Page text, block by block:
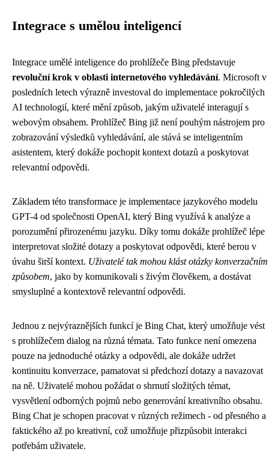
Integrace s umělou inteligencí
Integrace umělé inteligence do prohlížeče Bing představuje
revoluční krok v oblasti internetového vyhledávání. Microsoft v
posledních letech výrazně investoval do implementace pokročilých
AI technologií, které mění způsob, jakým uživatelé interagují s
webovým obsahem. Prohlížeč Bing již není pouhým nástrojem pro
zobrazování výsledků vyhledávání, ale stává se inteligentním
asistentem, který dokáže pochopit kontext dotazů a poskytovat
relevantní odpovědi.
Základem této transformace je implementace jazykového modelu
GPT-4 od společnosti OpenAI, který Bing využívá k analýze a
porozumění přirozenému jazyku. Díky tomu dokáže prohlížeč lépe
interpretovat složité dotazy a poskytovat odpovědi, které berou v
úvahu širší kontext. Uživatelé tak mohou klást otázky konverzačním
způsobem, jako by komunikovali s živým člověkem, a dostávat
smysluplné a kontextově relevantní odpovědi.
Jednou z nejvýraznějších funkcí je Bing Chat, který umožňuje vést
s prohlížečem dialog na různá témata. Tato funkce není omezena
pouze na jednoduché otázky a odpovědi, ale dokáže udržet
kontinuitu konverzace, pamatovat si předchozí dotazy a navazovat
na ně. Uživatelé mohou požádat o shrnutí složitých témat,
vysvětlení odborných pojmů nebo generování kreativního obsahu.
Bing Chat je schopen pracovat v různých režimech - od přesného a
faktického až po kreativní, což umožňuje přizpůsobit interakci
potřebám uživatele.